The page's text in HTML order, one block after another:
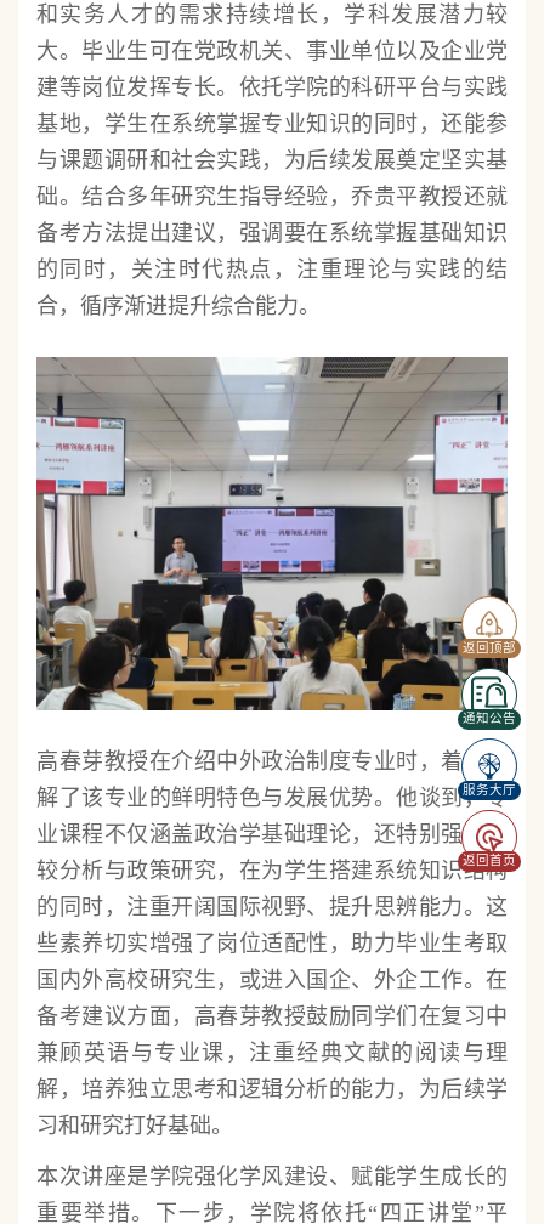
返回顶部
通知公告
服务大厅
返回首页
和实务人才的需求持续增长，学科发展潜力较
大。毕业生可在党政机关、事业单位以及企业党
建等岗位发挥专长。依托学院的科研平台与实践
基地，学生在系统掌握专业知识的同时，还能参
与课题调研和社会实践，为后续发展奠定坚实基
础。结合多年研究生指导经验，乔贵平教授还就
备考方法提出建议，强调要在系统掌握基础知识
的同时，关注时代热点，注重理论与实践的结
合，循序渐进提升综合能力。
高春芽教授在介绍中外政治制度专业时，着重讲
解了该专业的鲜明特色与发展优势。他谈到，专
业课程不仅涵盖政治学基础理论，还特别强调比
较分析与政策研究，在为学生搭建系统知识结构
的同时，注重开阔国际视野、提升思辨能力。这
些素养切实增强了岗位适配性，助力毕业生考取
国内外高校研究生，或进入国企、外企工作。在
备考建议方面，高春芽教授鼓励同学们在复习中
兼顾英语与专业课，注重经典文献的阅读与理
解，培养独立思考和逻辑分析的能力，为后续学
习和研究打好基础。
本次讲座是学院强化学风建设、赋能学生成长的
重要举措。下一步，学院将依托“四正讲堂”平